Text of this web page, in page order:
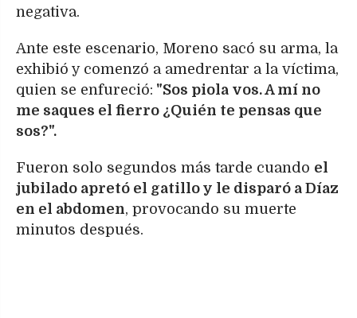
negativa.
Ante este escenario, Moreno sacó su arma, la
exhibió y comenzó a amedrentar a la víctima,
quien se enfureció: "Sos piola vos. A mí no
me saques el fierro ¿Quién te pensas que
sos?".
Fueron solo segundos más tarde cuando el
jubilado apretó el gatillo y le disparó a Díaz
en el abdomen, provocando su muerte
minutos después.